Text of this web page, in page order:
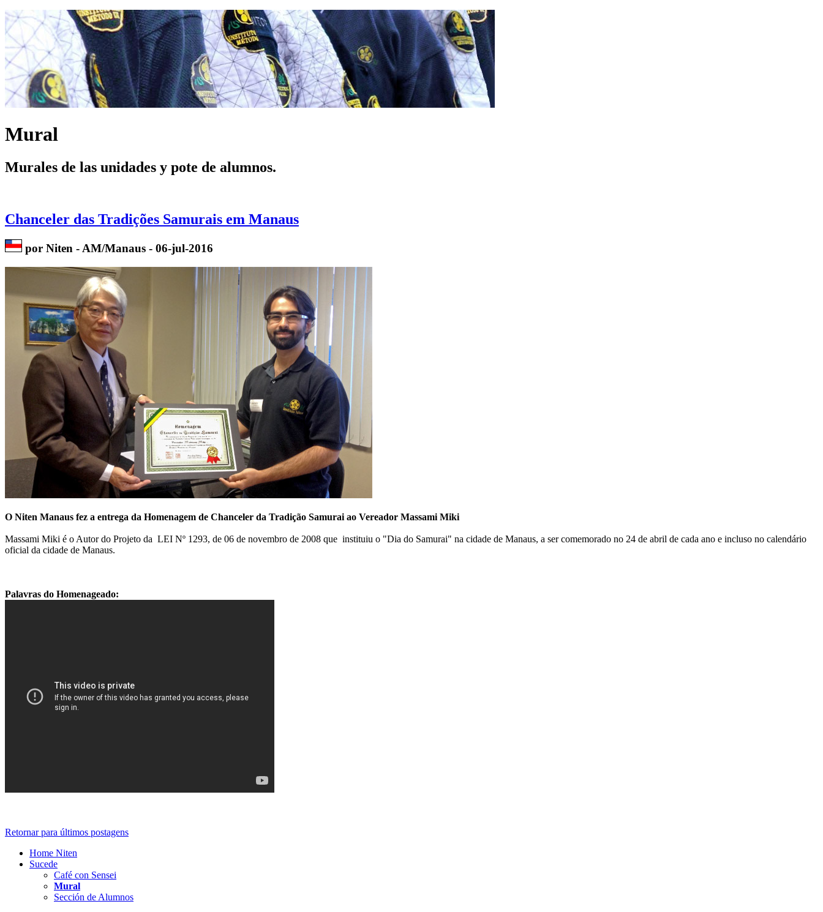
Mural
Murales de las unidades y pote de alumnos.
Chanceler das Tradições Samurais em Manaus
por Niten - AM/Manaus - 06-jul-2016
O Niten Manaus fez a entrega da Homenagem de Chanceler da Tradição Samurai ao Vereador Massami Miki
Massami Miki é o Autor do Projeto da LEI Nº 1293, de 06 de novembro de 2008 que instituiu o "Dia do Samurai" na cidade de Manaus, a ser comemorado no 24 de abril de cada ano e incluso no calendário
oficial da cidade de Manaus.
Palavras do Homenageado:
Retornar para últimos postagens
Home Niten
Sucede
Café con Sensei
Mural
Sección de Alumnos